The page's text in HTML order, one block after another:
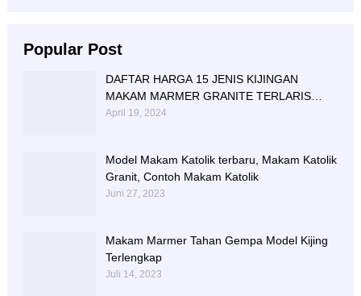
Popular Post
DAFTAR HARGA 15 JENIS KIJINGAN
MAKAM MARMER GRANITE TERLARIS
BERIKUT NISAN NYA
April 19, 2024
Model Makam Katolik terbaru, Makam Katolik
Granit, Contoh Makam Katolik
Juni 27, 2023
Makam Marmer Tahan Gempa Model Kijing
Terlengkap
Juli 14, 2023